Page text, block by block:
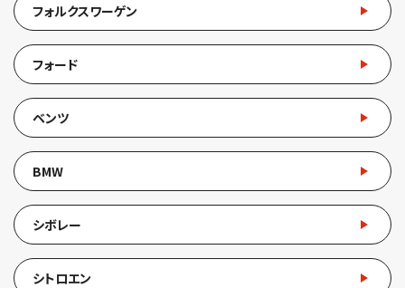
フォルクスワーゲン
フォード
ベンツ
BMW
シボレー
シトロエン